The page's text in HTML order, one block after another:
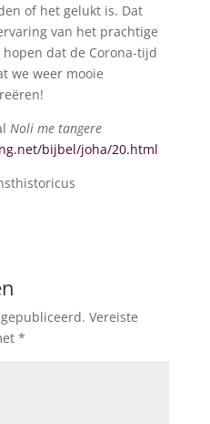
of het gelukt is. Dat
van het prachtige
dat de Corona-tijd
we weer mooie
Noli me tangere
bijbel/joha/20.html
Vereiste
*